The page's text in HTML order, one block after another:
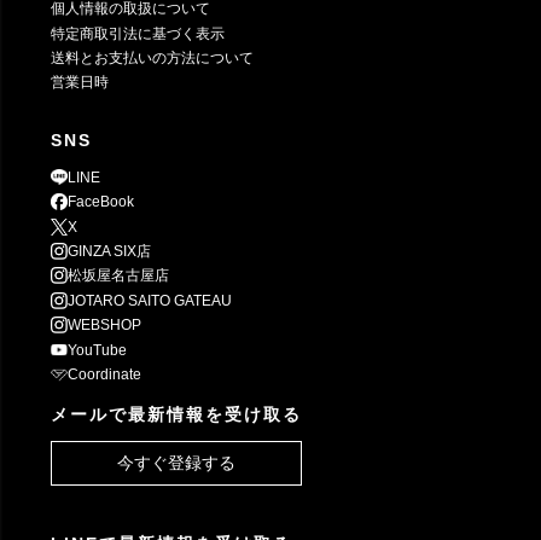
個人情報の取扱について
特定商取引法に基づく表示
送料とお支払いの方法について
営業日時
SNS
LINE
FaceBook
X
GINZA SIX店
松坂屋名古屋店
JOTARO SAITO GATEAU
WEBSHOP
YouTube
Coordinate
メールで最新情報を受け取る
今すぐ登録する